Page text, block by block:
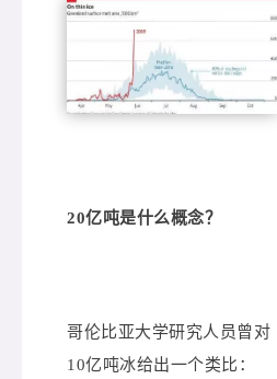
20亿吨是什么概念？
哥伦比亚大学研究人员曾对
10亿吨冰给出一个类比：